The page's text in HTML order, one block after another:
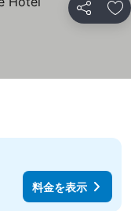
シェア お
を表示
料金を表示